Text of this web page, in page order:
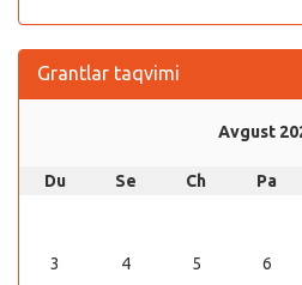
Grantlar taqvimi
Avgust
Du Se Ch Pa
3 4 5 6